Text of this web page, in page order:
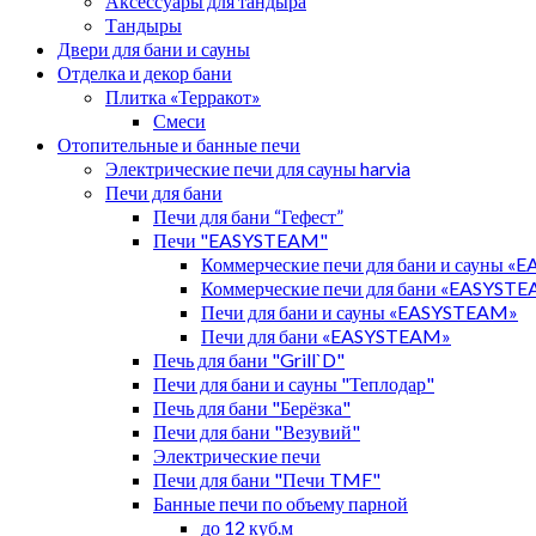
Тандыры
Двери для бани и сауны
Отделка и декор бани
Плитка «Терракот»
Смеси
Отопительные и банные печи
Электрические печи для сауны harvia
Печи для бани
Печи для бани “Гефест”
Печи "EASYSTEAM"
Коммерческие печи для бани и сауны
Коммерческие печи для бани
Печи для бани и сауны «EASYSTEAM»
Печи для бани «EASYSTEAM»
Печь для бани "Grill`D"
Печи для бани и сауны "Теплодар"
Печь для бани "Берёзка"
Печи для бани "Везувий"
Электрические печи
Печи для бани "Печи TMF"
Банные печи по объему парной
до 12 куб.м